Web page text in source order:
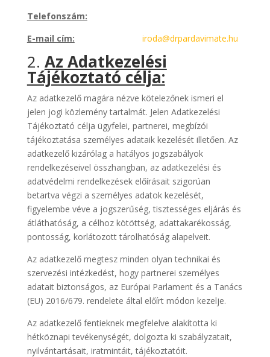
Telefonszám:
E-mail cím:
iroda@drpardavimate.hu
2. Az Adatkezelési
Tájékoztató célja:
Az adatkezelő magára nézve kötelezőnek ismeri el
jelen jogi közlemény tartalmát. Jelen Adatkezelési
Tájékoztató célja ügyfelei, partnerei, megbízói
tájékoztatása személyes adataik kezelését illetően. Az
adatkezelő kizárólag a hatályos jogszabályok
rendelkezéseivel összhangban, az adatkezelési és
adatvédelmi rendelkezések előírásait szigorúan
betartva végzi a személyes adatok kezelését,
figyelembe véve a jogszerűség, tisztességes eljárás és
átláthatóság, a célhoz kötöttség, adattakarékosság,
pontosság, korlátozott tárolhatóság alapelveit.
Az adatkezelő megtesz minden olyan technikai és
szervezési intézkedést, hogy partnerei személyes
adatait biztonságos, az Európai Parlament és a Tanács
(EU) 2016/679. rendelete által előírt módon kezelje.
Az adatkezelő fentieknek megfelelve alakította ki
hétköznapi tevékenységét, dolgozta ki szabályzatait,
nyilvántartásait, iratmintáit, tájékoztatóit.